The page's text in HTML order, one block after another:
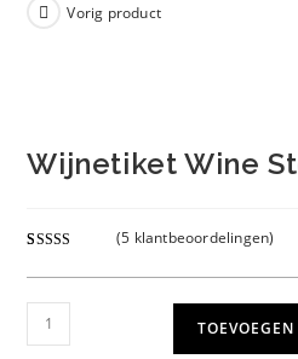
Vorig product
Wijnetiket Wine
gebaseerd
klant
(5 klantbeoordelingen)
Wijnetiket
Wine